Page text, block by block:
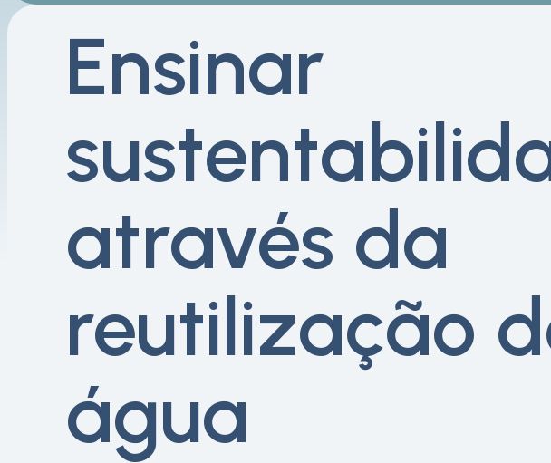
Ensinar
através da
reutilização
água